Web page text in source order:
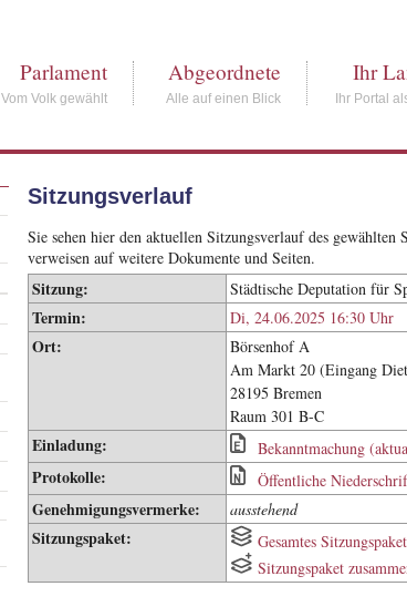
Parlament
Vom Volk gewählt
Abgeordnete
Alle auf einen Blick
Ihr
Ihr Portal
Sitzungsverlauf
Sie sehen hier den aktuellen Sitzungsverlauf des
verweisen auf weitere Dokumente und Seiten.
Sitzung: Städtische Deputation für
Termin: Di, 24.06.2025 16:30 Uhr
Ort:
Börsenhof A
Am Markt 20 (Eingang
28195 Bremen
Raum 301 B-C
Einladung: Bekanntmachung
Protokolle: Öffentliche
Genehmigungsvermerke: ausstehend
Sitzungspaket:
Gesamtes Sitzungspaket
Sitzungspaket